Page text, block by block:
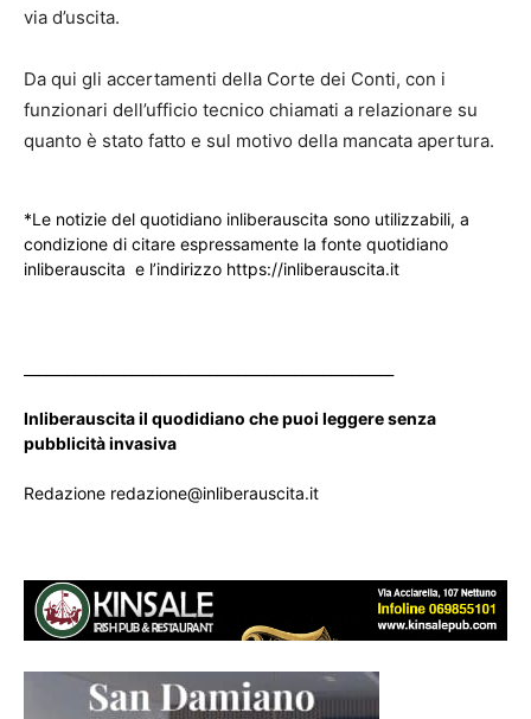
via d’uscita.
Da qui gli accertamenti della Corte dei Conti, con i
funzionari dell’ufficio tecnico chiamati a relazionare su
quanto è stato fatto e sul motivo della mancata apertura.
*Le notizie del quotidiano inliberauscita sono utilizzabili, a
condizione di citare espressamente la fonte quotidiano
inliberauscita e l’indirizzo https://inliberauscita.it
Inliberauscita il quodidiano che puoi leggere senza
pubblicità invasiva
Redazione redazione@inliberauscita.it